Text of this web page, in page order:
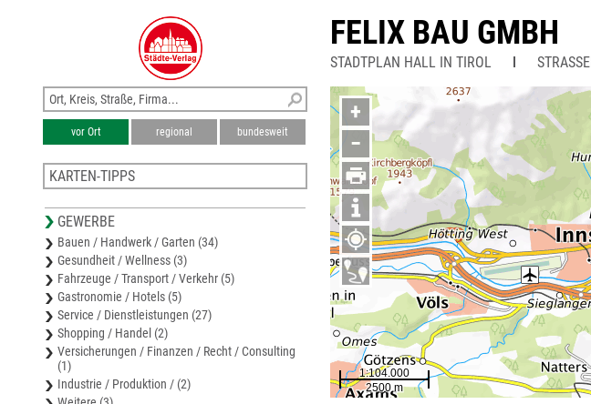
FELIX BAU GMBH
STADTPLAN HALL IN TIROL STRASSEN
+
−
vor Ort regional bundesweit
KARTEN-TIPPS
Bezirkskarte Innsbruck-Land
Stadtplan Schwaz
Stadtplan Telfs
Bezirkskarte Schwaz
GEWERBE
Bauen / Handwerk / Garten (34)
Gesundheit / Wellness (3)
Fahrzeuge / Transport / Verkehr (5)
Gastronomie / Hotels (5)
Service / Dienstleistungen (27)
Shopping / Handel (2)
Versicherungen / Finanzen / Recht / Consulting
(1)
Industrie / Produktion / (2)